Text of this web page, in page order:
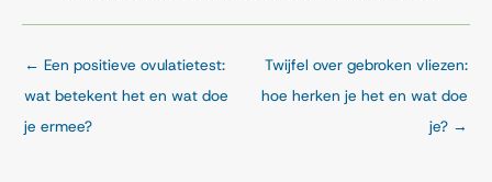
← Een positieve ovulatietest:
wat betekent het en wat doe
je ermee?
Twijfel over gebroken vliezen:
hoe herken je het en wat doe
je? →